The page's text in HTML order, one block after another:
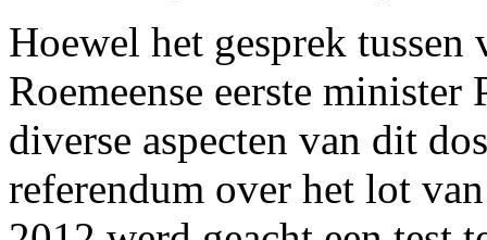
Hoewel het gesprek
Roemeense eerste
diverse aspecten van dit
referendum over het lot